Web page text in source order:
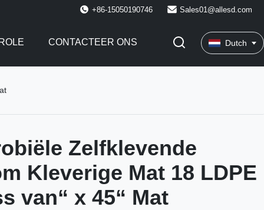
+86-15050190746 Sales01@allesd.com
CONTACTEER ONS Dutch
Zelfklevende
Kleverige Mat 18 LDPE
van“ x 45“ Mat